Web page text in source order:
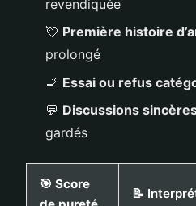
revendiquée
💘 Première histoire
prolongé
🚬 Essai ou refus
💬 Discussions
gardés
🎯 Score
📝